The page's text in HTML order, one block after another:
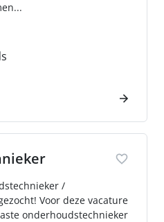
/
Voor deze vacature
onderhoudstechnieker